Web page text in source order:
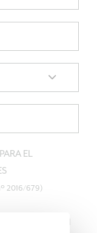
EL
2016/679)
2016/679 del